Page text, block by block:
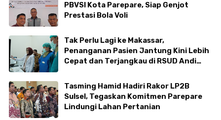
PBVSI Kota Parepare, Siap Genjot
Prestasi Bola Voli
Tak Perlu Lagi ke Makassar,
Penanganan Pasien Jantung Kini Lebih
Cepat dan Terjangkau di RSUD Andi
Tasming Hamid Hadiri Rakor LP2B
Sulsel, Tegaskan Komitmen Parepare
Lindungi Lahan Pertanian